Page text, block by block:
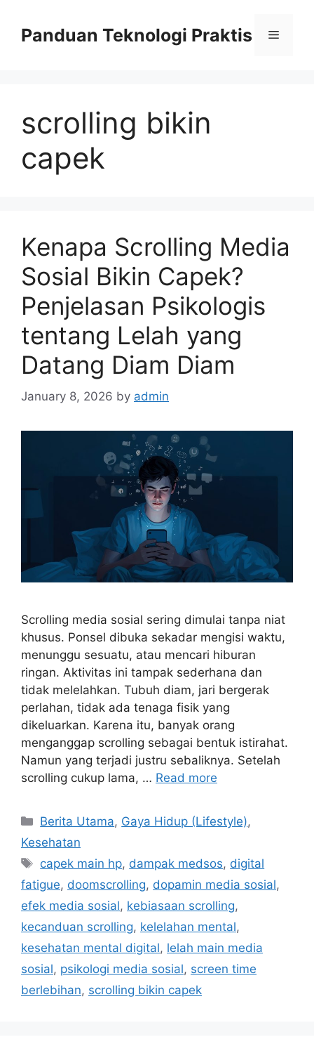
contentPanduan Teknologi Praktis Menu
scrolling bikin
capek
Kenapa Scrolling Media
Sosial Bikin Capek?
Penjelasan Psikologis
tentang Lelah yang
Datang Diam Diam
January 8, 2026 by admin
Scrolling media sosial sering dimulai tanpa niat
khusus. Ponsel dibuka sekadar mengisi waktu,
menunggu sesuatu, atau mencari hiburan
ringan. Aktivitas ini tampak sederhana dan
tidak melelahkan. Tubuh diam, jari bergerak
perlahan, tidak ada tenaga fisik yang
dikeluarkan. Karena itu, banyak orang
menganggap scrolling sebagai bentuk istirahat.
Namun yang terjadi justru sebaliknya. Setelah
scrolling cukup lama, … Read more
C
a
e
g
o
r
s
Berita Utama, Gaya Hidup (Lifestyle),
Kesehatan
T
a
g
s
capek main hp, dampak medsos, digital
fatigue, doomscrolling, dopamin media sosial,
efek media sosial, kebiasaan scrolling,
kecanduan scrolling, kelelahan mental,
kesehatan mental digital, lelah main media
sosial, psikologi media sosial, screen time
berlebihan, scrolling bikin capek